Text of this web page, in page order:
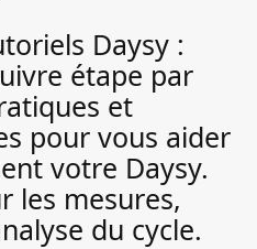
Daysy :
étape par
et
pour vous aider
votre Daysy.
les mesures,
du cycle.